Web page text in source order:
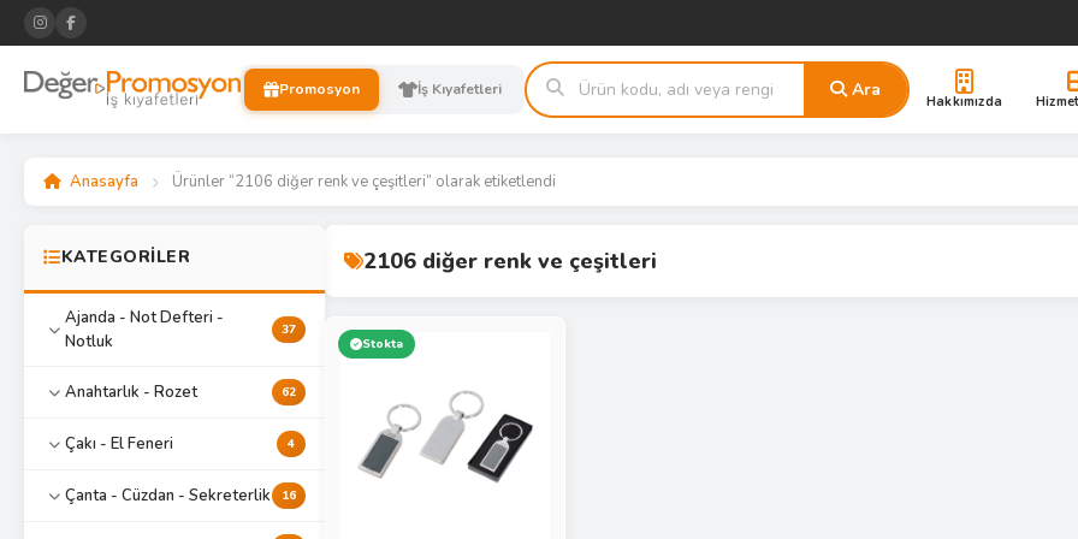
Promosyon İş Kıyafetleri Ara
Hakkımızda
Anasayfa Ürünler “2106 diğer renk ve çeşitleri” olarak etiketlendi
KATEGORİLER
Ajanda - Not Defteri -
Notluk
37
Anahtarlık - Rozet 62
Çakı - El Feneri 4
Çanta - Cüzdan - Sekreterlik 16
2106 diğer renk ve çeşitleri
Stokta